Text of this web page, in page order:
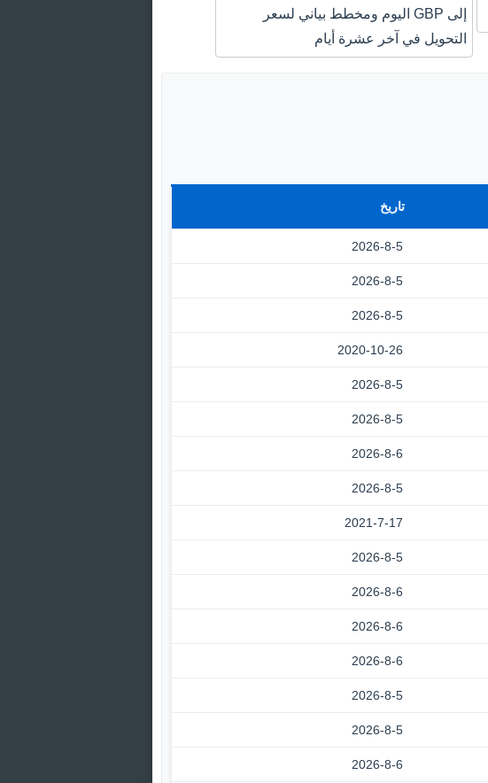
إلى GBP اليوم ومخطط بياني لسعر
التحويل في آخر عشرة أيام
تاريخ
2026-8-5
2026-8-5
2026-8-5
2020-10-26
2026-8-5
2026-8-5
2026-8-6
2026-8-5
2021-7-17
2026-8-5
2026-8-6
2026-8-6
2026-8-6
2026-8-5
2026-8-5
2026-8-6